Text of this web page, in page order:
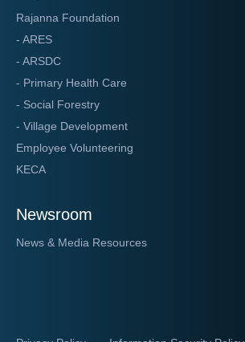
Rajanna Foundation
- ARES
- ARSDC
- Primary Health Care
- Social Forestry
- Village Development
Employee Volunteering
KECA
Newsroom
News & Media Resources